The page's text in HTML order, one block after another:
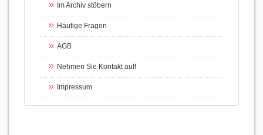
Im Archiv stöbern
Häufige Fragen
AGB
Nehmen Sie Kontakt auf!
Impressum